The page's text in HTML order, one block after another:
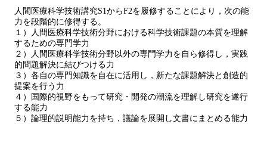
人間医療科学技術講究S1からF2を履修することにより，次の能
力を段階的に修得する。
１）人間医療科学技術分野における科学技術課題の本質を理解
するための専門学力
２）人間医療科学技術分野以外の専門学力を自ら修得し，実践
的問題解決に結びつける力
３）各自の専門知識を自在に活用し，新たな課題解決と創造的
提案を行う力
４）国際的視野をもって研究・開発の潮流を理解し研究を遂行
する能力
５）論理的説明能力を持ち，議論を展開し文書にまとめる能力